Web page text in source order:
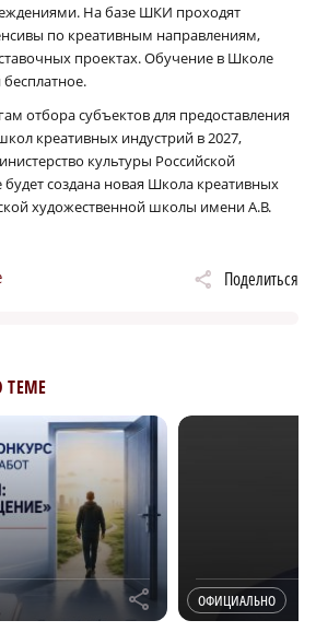
На базе ШКИ проходят
по креативным направлениям,
проектах. Обучение в Школе
отбора субъектов для предоставления
креативных индустрий в 2027,
культуры Российской
создана новая Школа креативных
художественной школы имени А.В.
Поделиться
ТЕМЕ
r ОФИЦИАЛЬНО